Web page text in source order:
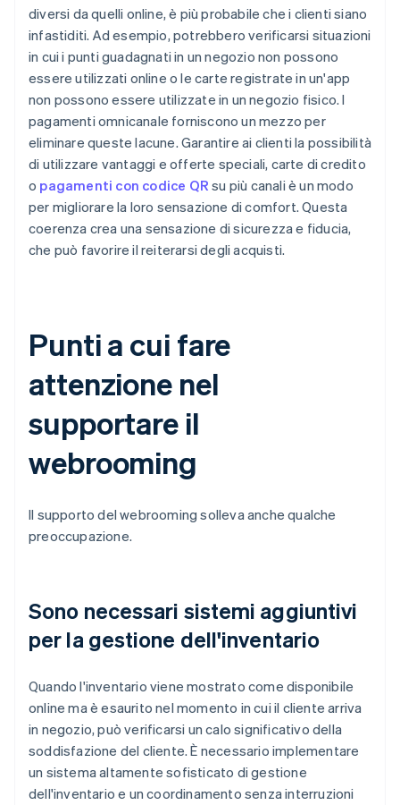
diversi da quelli online, è più probabile che i clienti siano
infastiditi. Ad esempio, potrebbero verificarsi situazioni
in cui i punti guadagnati in un negozio non possono
essere utilizzati online o le carte registrate in un'app
non possono essere utilizzate in un negozio fisico. I
pagamenti omnicanale forniscono un mezzo per
eliminare queste lacune. Garantire ai clienti la possibilità
di utilizzare vantaggi e offerte speciali, carte di credito
o pagamenti con codice QR su più canali è un modo
per migliorare la loro sensazione di comfort. Questa
coerenza crea una sensazione di sicurezza e fiducia,
che può favorire il reiterarsi degli acquisti.
Punti a cui fare
attenzione nel
supportare il
webrooming
Il supporto del webrooming solleva anche qualche
preoccupazione.
Sono necessari sistemi aggiuntivi
per la gestione dell'inventario
Quando l'inventario viene mostrato come disponibile
online ma è esaurito nel momento in cui il cliente arriva
in negozio, può verificarsi un calo significativo della
soddisfazione del cliente. È necessario implementare
un sistema altamente sofisticato di gestione
dell'inventario e un coordinamento senza interruzioni